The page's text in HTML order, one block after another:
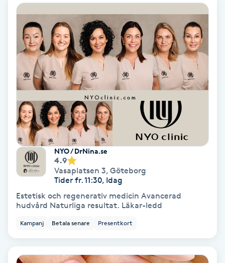
Skäggtrimmning
Skönhet
Slingor
Sockring
Spa
Spa manikyr & pedikyr
Spraytan
NYO / DrNina.se
4.9
Vasaplatsen 3, Göteborg
Tider fr. 11:30, Idag
Estetisk och regenerativ medicin Avancerad
hudvård Naturliga resultat. Läkar-ledd
Kampanj Betala senare Presentkort